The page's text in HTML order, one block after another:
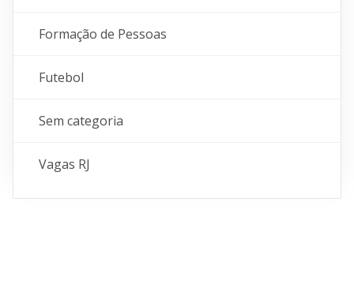
Formação de Pessoas
Futebol
Sem categoria
Vagas RJ